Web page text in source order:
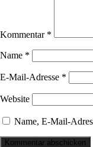
Kommentar *
Name *
E-Mail-Adresse *
Website
Name, E-Mail-